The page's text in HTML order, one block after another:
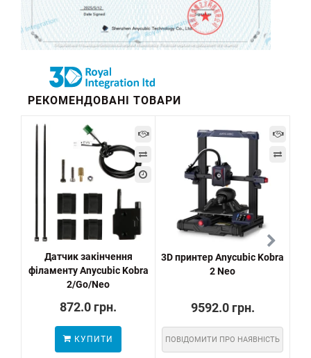
РЕКОМЕНДОВАНІ ТОВАРИ
Датчик закінчення
філаменту Anycubic Kobra
2/Go/Neo
872.0 грн.
КУПИТИ
3D принтер Anycubic Kobra
2 Neo
9592.0 грн.
ПОВІДОМИТИ ПРО НАЯВНІСТЬ